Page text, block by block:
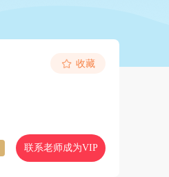
联系老师成为VIP
收藏